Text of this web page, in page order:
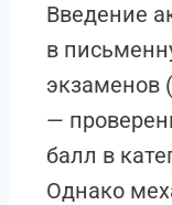
Введение
в
экзаменов
—
балл в
Однако